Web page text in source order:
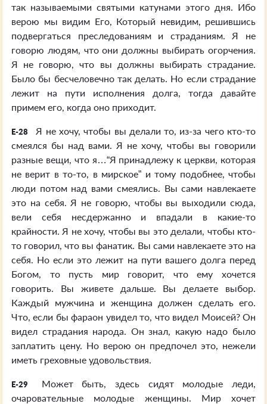
так называемыми святыми катунами этого дня. Ибо
верою мы видим Его, Который невидим, решившись
подвергаться преследованиям и страданиям. Я не
говорю людям, что они должны выбирать огорчения.
Я не говорю, что вы должны выбирать страдание.
Было бы бесчеловечно так делать. Но если страдание
лежит на пути исполнения долга, тогда давайте
примем его, когда оно приходит.
E-28
Я не хочу, чтобы вы делали то, из-за чего кто-то
смеялся бы над вами. Я не хочу, чтобы вы говорили
разные вещи, что я…“Я принадлежу к церкви, которая
не верит в то-то, в мирское” и тому подобнее, чтобы
люди потом над вами смеялись. Вы сами навлекаете
это на себя. Я не говорю, чтобы вы выходили сюда,
вели себя несдержанно и впадали в какие-то
крайности. Я не хочу, чтобы вы это делали, чтобы кто-
то говорил, что вы фанатик. Вы сами навлекаете это на
себя. Но если это лежит на пути вашего долга перед
Богом, то пусть мир говорит, что ему хочется
говорить. Вы живете дальше. Вы делаете выбор.
Каждый мужчина и женщина должен сделать его.
Что, если бы фараон увидел то, что видел Моисей? Он
видел страдания народа. Он знал, какую надо было
заплатить цену. Но верою он предпочел это, нежели
иметь греховные удовольствия.
E-29
Может быть, здесь сидят молодые леди,
очаровательные молодые женщины. Мир хочет